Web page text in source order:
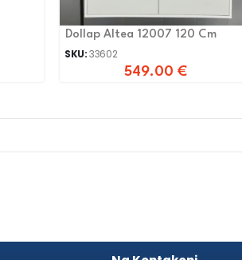
Dollap Altea 12007 120 Cm
SKU:33602
549.00 €